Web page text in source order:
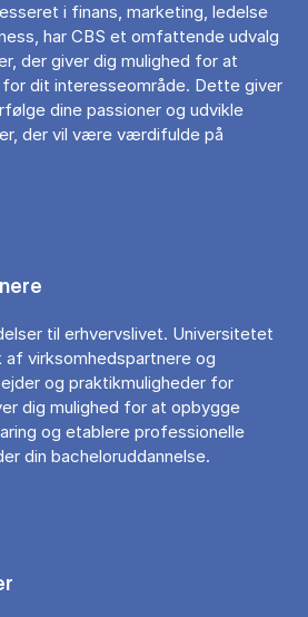
i finans, marketing, ledelse
har CBS et omfattende udvalg
der giver dig mulighed for at
dit interesseområde. Dette giver
dine passioner og udvikle
der vil være værdifulde på
til erhvervslivet. Universitetet
virksomhedspartnere og
og praktikmuligheder for
dig mulighed for at opbygge
og etablere professionelle
din bacheloruddannelse.